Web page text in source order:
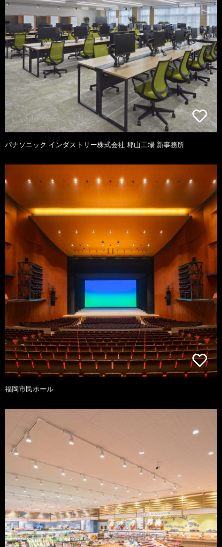
パナソニック インダストリー株式会社 郡山工場 新事務所
福岡市民ホール